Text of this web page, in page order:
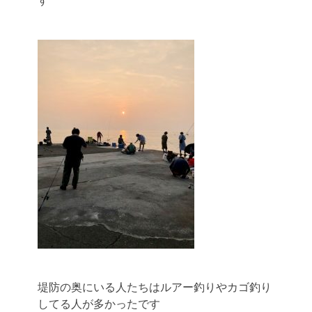
堤防の奥にいる人たちはルアー釣りやカゴ釣り
してる人が多かったです